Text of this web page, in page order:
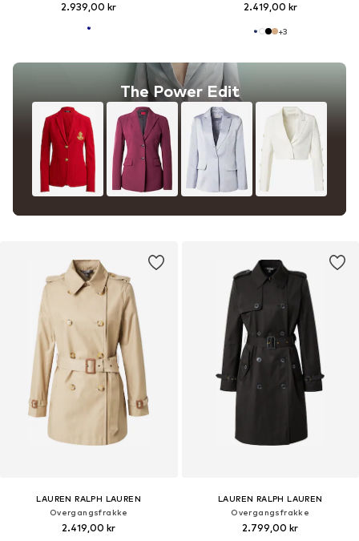
2.939,00 kr
The Power Edit
2.419,00 kr
+3
LAUREN RALPH LAUREN
Overgangsfrakke
2.419,00 kr
LAUREN RALPH LAUREN
Overgangsfrakke
2.799,00 kr